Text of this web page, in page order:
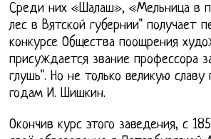
Среди них «Шалаш», «Мельница в
лес в Вятской губернии" получает
конкурсе Общества поощрения
присуждается звание профессора
глушь". Но не только великую славу
годам И. Шишкин.
Окончив курс этого заведения, с